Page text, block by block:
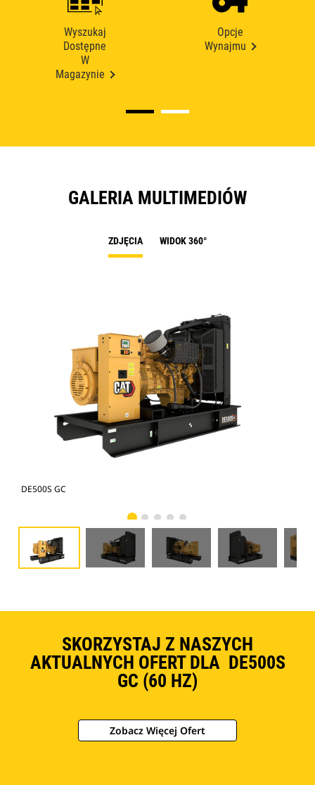
Wyszukaj
Dostępne
W
Magazynie
Opcje
Wynajmu
GALERIA MULTIMEDIÓW
ZDJĘCIA WIDOK 360°
DE500S GC
SKORZYSTAJ Z NASZYCH
AKTUALNYCH OFERT DLA DE500S
GC (60 HZ)
Zobacz Więcej Ofert